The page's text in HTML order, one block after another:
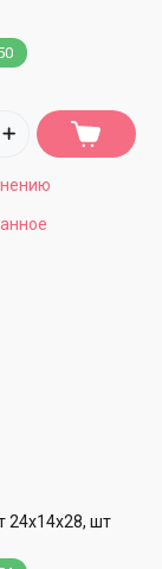
24х14х28, шт